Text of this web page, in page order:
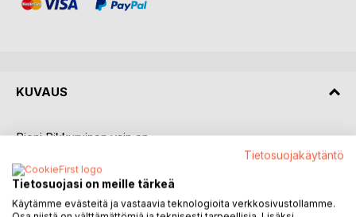
KUVAUS
Pieni Pikkuruinen vain on
Mutta jos mummi tietäisi mitä minä tiedän
olisi mummin mielipide Pikkuruisesta aivan erilainen
Tietosuojakäytäntö
Tietosuojasi on meille tärkeä
Käytämme evästeitä ja vastaavia teknologioita verkkosivustollamme.